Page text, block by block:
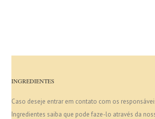
INGREDIENTES
Caso deseje entrar em contato com os
Ingredientes saiba que pode faze-lo através da